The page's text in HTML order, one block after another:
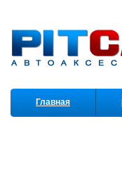
Главная